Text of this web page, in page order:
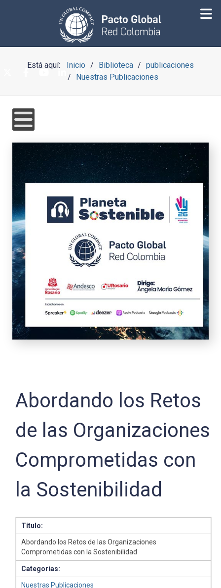
Está aquí: Inicio Biblioteca
publicaciones
Nuestras Publicaciones
Abordando los Retos
de las Organizaciones
Comprometidas con
la Sostenibilidad
Título:
Abordando los Retos de las Organizaciones
Comprometidas con la Sostenibilidad
Categorías:
Nuestras Publicaciones